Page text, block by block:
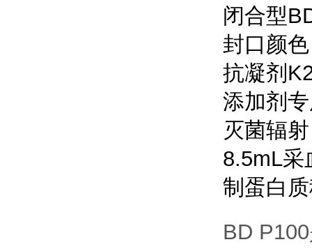
闭合型
封口颜
抗凝剂
添加剂
灭菌辐
8.5mL采
制蛋白
BD P100